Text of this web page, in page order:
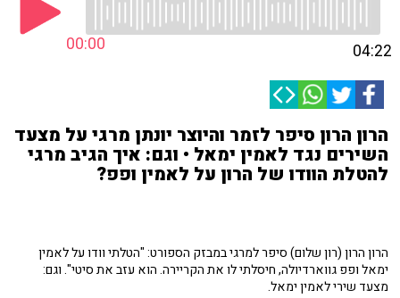
00:00 04:22
הרון הרון סיפר לזמר והיוצר יונתן מרגי על מצעד
השירים נגד לאמין ימאל • וגם: איך הגיב מרגי
להטלת הוודו של הרון על לאמין ופפ?
הרון הרון (רון שלום) סיפר למרגי במבזק הספורט: "הטלתי וודו על לאמין
ימאל ופפ גווארדיולה, חיסלתי לו את הקריירה. הוא עזב את סיטי". וגם:
מצעד שירי לאמין ימאל.